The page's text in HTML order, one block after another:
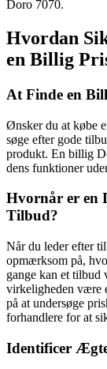
Doro 7070.
Hvordan
en Billig
At Finde en
Ønsker du at købe
søge efter gode
produkt. En billig
dens funktioner
Hvornår er en
Tilbud?
Når du leder efter
opmærksom på,
gange kan et tilbud
virkeligheden være
på at undersøge
forhandlere for at
Identificer